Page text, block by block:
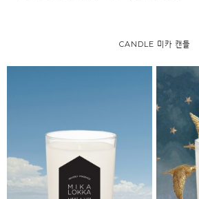
CANDLE 미카 캔들